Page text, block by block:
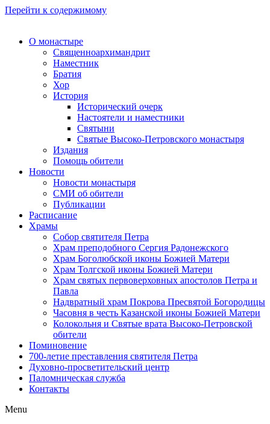
Перейти к содержимому
О монастыре
Священноархимандрит
Наместник
Братия
Хор
История
Исторический очерк
Настоятели и наместники
Святыни
Святые Высоко-Петровского монастыря
Издания
Помощь обители
Новости
Новости монастыря
СМИ об обители
Публикации
Расписание
Храмы
Собор святителя Петра
Храм преподобного Сергия Радонежского
Храм Боголюбской иконы Божией Матери
Храм Толгской иконы Божией Матери
Храм святых первоверховных апостолов Петра и
Павла
Надвратный храм Покрова Пресвятой Богородицы
Часовня в честь Казанской иконы Божией Матери
Колокольня и Святые врата Высоко-Петровской
обители
Поминовение
700-летие преставления святителя Петра
Духовно-просветительский центр
Паломническая служба
Контакты
Menu